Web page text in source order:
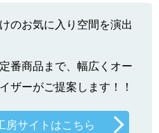
のお気に入り空間を演出
番商品まで、幅広くオー
ザーがご提案します！！
房サイトはこちら